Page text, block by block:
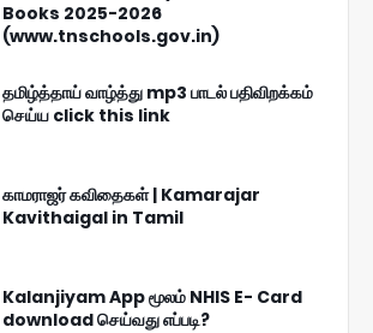
Books 2025-2026
(www.tnschools.gov.in)
தமிழ்த்தாய் வாழ்த்து mp3 பாடல் பதிவிறக்கம்
செய்ய click this link
காமராஜர் கவிதைகள் | Kamarajar
Kavithaigal in Tamil
Kalanjiyam App மூலம் NHIS E- Card
download செய்வது எப்படி?